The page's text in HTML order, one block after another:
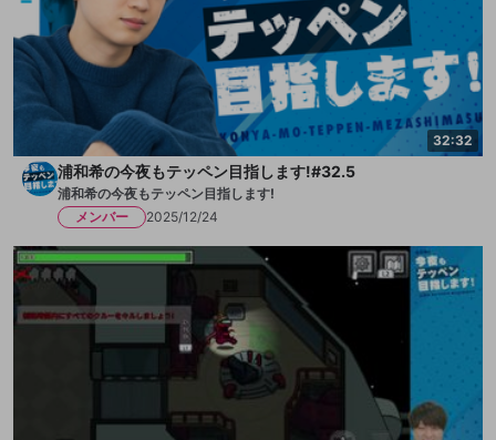
32:32
浦和希の今夜もテッペン目指します!#32.5
浦和希の今夜もテッペン目指します!
メンバー
2025/12/24